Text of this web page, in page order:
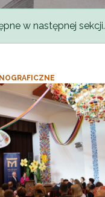
w następnej sekcji.